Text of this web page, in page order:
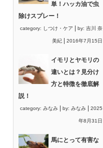
単！ハッカ油で虫
除けスプレー！
category: しつけ・ケア by: 吉川 奈
美紀 2016年7月15日
イモリとヤモリの
違いとは？見分け
方と特徴を徹底解
説！
category: みなみ by: みなみ 2025
年8月31日
馬にとって有害な